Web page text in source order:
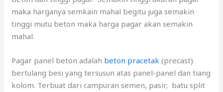
maka harganya semkain mahal begitu juga semakin
tinggi mutu beton maka harga pagar akan semakin
mahal.
Pagar panel beton adalah beton pracetak (precast)
bertulang besi yang tersusun atas panel-panel dan tiang
kolom. Terbuat dari campuran semen, pasir, batu split